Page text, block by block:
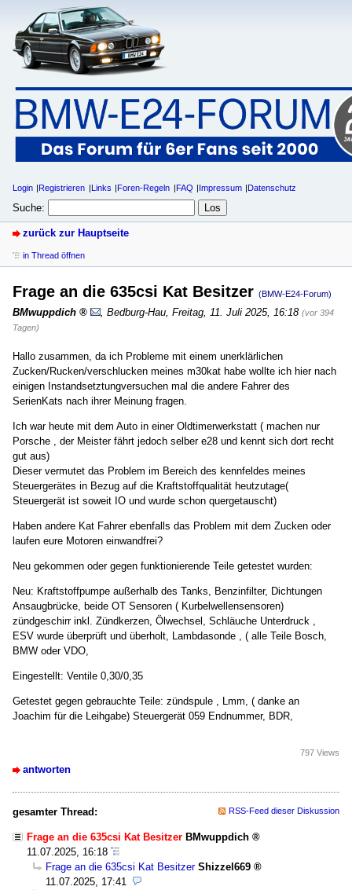
Login Registrieren Links Foren-Regeln FAQ Impressum Datenschutz
Suche:
zurück zur Hauptseite
in Thread öffnen
Frage an die 635csi Kat Besitzer (BMW-E24-Forum)
BMwuppdich Bedburg-Hau Freitag, 11. Juli 2025, 16:18 (vor 394
Tagen)
Hallo zusammen, da ich Probleme mit einem unerklärlichen
Zucken/Rucken/verschlucken meines m30kat habe wollte ich hier nach
einigen Instandsetztungversuchen mal die andere Fahrer des
SerienKats nach ihrer Meinung fragen.
Ich war heute mit dem Auto in einer Oldtimerwerkstatt ( machen nur
Porsche , der Meister fährt jedoch selber e28 und kennt sich dort recht
gut aus)
Dieser vermutet das Problem im Bereich des kennfeldes meines
Steuergerätes in Bezug auf die Kraftstoffqualität heutzutage(
Steuergerät ist soweit IO und wurde schon quergetauscht)
Haben andere Kat Fahrer ebenfalls das Problem mit dem Zucken oder
laufen eure Motoren einwandfrei?
Neu gekommen oder gegen funktionierende Teile getestet wurden:
Neu: Kraftstoffpumpe außerhalb des Tanks, Benzinfilter, Dichtungen
Ansaugbrücke, beide OT Sensoren ( Kurbelwellensensoren)
zündgeschirr inkl. Zündkerzen, Ölwechsel, Schläuche Unterdruck ,
ESV wurde überprüft und überholt, Lambdasonde , ( alle Teile Bosch,
BMW oder VDO,
Eingestellt: Ventile 0,30/0,35
Getestet gegen gebrauchte Teile: zündspule , Lmm, ( danke an
Joachim für die Leihgabe) Steuergerät 059 Endnummer, BDR,
antworten
797 Views
gesamter Thread: RSS-Feed dieser Diskussion
Frage an die 635csi Kat Besitzer BMwuppdich
11.07.2025, 16:18
Frage an die 635csi Kat Besitzer Shizzel669
11.07.2025, 17:41